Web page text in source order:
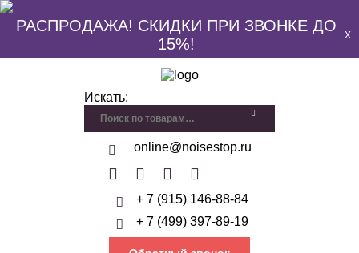
РАСПРОДАЖА! СКИДКИ ПРИ ЗВОНКЕ ДО
15%!
X
Искать:
online@noisestop.ru
+ 7 (915) 146-88-84
+ 7 (499) 397-89-19